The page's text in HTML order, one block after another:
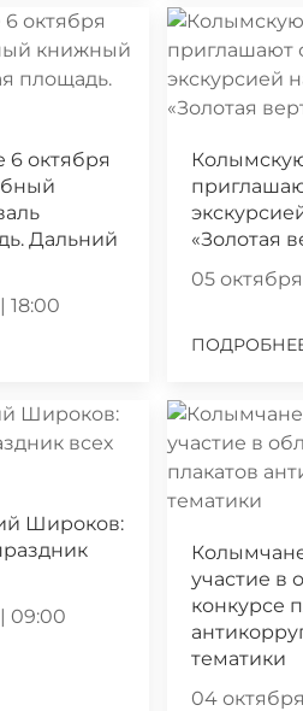
6 октября
Дальний
18:00
«Золотая
05
Широков:
09:00
участие в
конкурсе
тематики
04